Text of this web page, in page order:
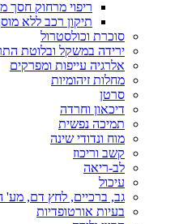
ריפוי מרחוק חסך
תיקון רכב ללא
סוכרת וכולסטרול
ירידה במשקל ובלוטת
אלרגיה עייפות ומפרקים
מחלות זיהומיות
סרטן
דיכאון וחרדה
תמיכה נפשית
מוח ונדודי שינה
קשב וריכוז
לב-ריאה
עיכול
גב, ברכיים, לחץ דם, מע'
בעיות אורטופדיות